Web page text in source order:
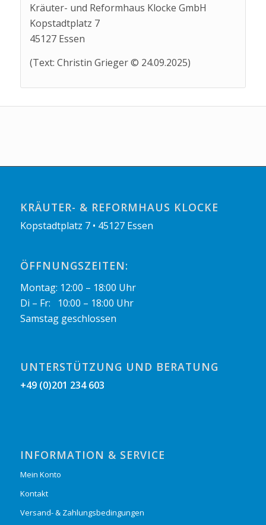
Kräuter- und Reformhaus Klocke GmbH
Kopstadtplatz 7
45127 Essen
(Text: Christin Grieger © 24.09.2025)
KRÄUTER- & REFORMHAUS KLOCKE
Kopstadtplatz 7 • 45127 Essen
ÖFFNUNGSZEITEN:
Montag: 12:00 – 18:00 Uhr
Di – Fr: 10:00 – 18:00 Uhr
Samstag geschlossen
UNTERSTÜTZUNG UND BERATUNG
+49 (0)201 234 603
INFORMATION & SERVICE
Mein Konto
Kontakt
Versand- & Zahlungsbedingungen